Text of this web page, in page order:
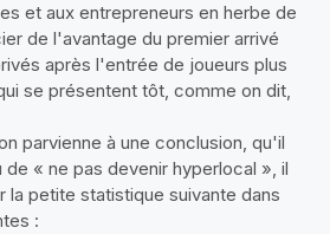
et aux entrepreneurs en herbe de
de l'avantage du premier arrivé
après l'entrée de joueurs plus
se présentent tôt, comme on dit,
parvienne à une conclusion, qu'il
« ne pas devenir hyperlocal », il
la petite statistique suivante dans
: